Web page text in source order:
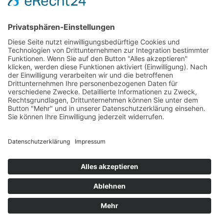
Versandpartner
Zahlung und Versand
Öffnungszeiten
Verfügbarkeit
Größenrechner (Umlaufmaß)
Datenschutz
Fernabsatz
Widerrufsrecht bei Reparaturen
Kontakt
Ergänzende Allgemeine Geschäftsbedingungen zum
easyCredit-Ratenkauf